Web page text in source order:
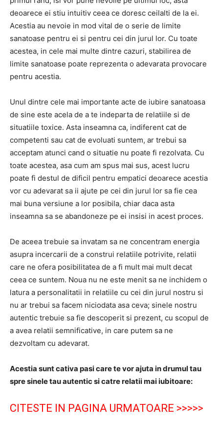
deoarece ei stiu intuitiv ceea ce doresc ceilalti de la ei.
Acestia au nevoie in mod vital de o serie de limite
sanatoase pentru ei si pentru cei din jurul lor. Cu toate
acestea, in cele mai multe dintre cazuri, stabilirea de
limite sanatoase poate reprezenta o adevarata provocare
pentru acestia.
Unul dintre cele mai importante acte de iubire sanatoasa
de sine este acela de a te indeparta de relatiile si de
situatiile toxice. Asta inseamna ca, indiferent cat de
competenti sau cat de evoluati suntem, ar trebui sa
acceptam atunci cand o situatie nu poate fi rezolvata. Cu
toate acestea, asa cum am spus mai sus, acest lucru
poate fi destul de dificil pentru empatici deoarece acestia
vor cu adevarat sa ii ajute pe cei din jurul lor sa fie cea
mai buna versiune a lor posibila, chiar daca asta
inseamna sa se abandoneze pe ei insisi in acest proces.
De aceea trebuie sa invatam sa ne concentram energia
asupra incercarii de a construi relatiile potrivite, relatii
care ne ofera posibilitatea de a fi mult mai mult decat
ceea ce suntem. Noua nu ne este menit sa ne inchidem o
latura a personalitatii in relatiile cu cei din jurul nostru si
nu ar trebui sa facem niciodata asa ceva; sinele nostru
autentic trebuie sa fie descoperit si prezent, cu scopul de
a avea relatii semnificative, in care putem sa ne
dezvoltam cu adevarat.
Acestia sunt cativa pasi care te vor ajuta in drumul tau
spre sinele tau autentic si catre relatii mai iubitoare:
CITESTE IN PAGINA URMATOARE >>>>>